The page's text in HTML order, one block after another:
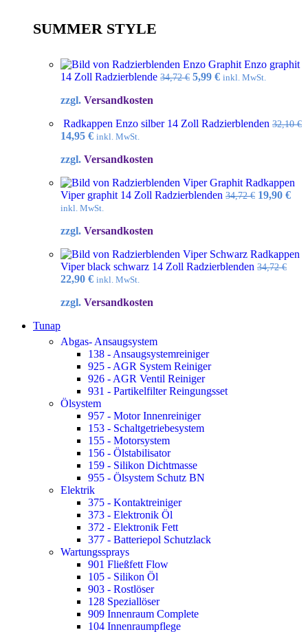
SUMMER STYLE
Enzo graphit
14 Zoll Radzierblende 34,72€ Ursprünglicher
5,99 €Aktueller
inkl. MwSt.
zzgl. Versandkosten
Radkappen Enzo silber 14 Zoll Radzierblenden 32,10€
Ursprünglicher
war:
14,95 €Aktueller
ist:
inkl. MwSt.
zzgl. Versandkosten
Radkappen
Viper graphit 14 Zoll Radzierblenden 34,72€ 19,90 €
inkl. MwSt.
zzgl. Versandkosten
Radkappen
Viper black schwarz 14 Zoll Radzierblenden 34,72€
Ursprünglicher
war:
22,90 €Aktueller
ist:
inkl. MwSt.
zzgl. Versandkosten
Tunap
Abgas- Ansaugsystem
138 - Ansaugsystemreiniger
925 - AGR System Reiniger
926 - AGR Ventil Reiniger
931 - Partikelfilter Reingungsset
Ölsystem
957 - Motor Innenreiniger
153 - Schaltgetriebesystem
155 - Motorsystem
156 - Ölstabilisator
159 - Silikon Dichtmasse
955 - Ölsystem Schutz BN
Elektrik
375 - Kontaktreiniger
373 - Elektronik Öl
372 - Elektronik Fett
377 - Batteriepol Schutzlack
Wartungssprays
901 Fließfett Flow
105 - Silikon Öl
903 - Rostlöser
128 Speziallöser
909 Innenraum Complete
104 Innenraumpflege